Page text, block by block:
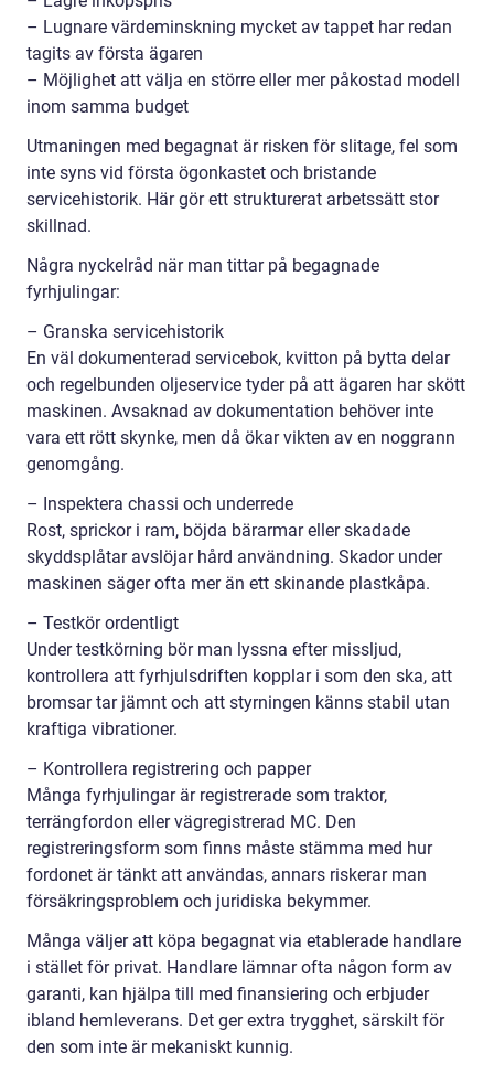
– Lugnare värdeminskning mycket av tappet har redan
tagits av första ägaren
– Möjlighet att välja en större eller mer påkostad modell
inom samma budget
Utmaningen med begagnat är risken för slitage, fel som
inte syns vid första ögonkastet och bristande
servicehistorik. Här gör ett strukturerat arbetssätt stor
skillnad.
Några nyckelråd när man tittar på begagnade
fyrhjulingar:
– Granska servicehistorik
En väl dokumenterad servicebok, kvitton på bytta delar
och regelbunden oljeservice tyder på att ägaren har skött
maskinen. Avsaknad av dokumentation behöver inte
vara ett rött skynke, men då ökar vikten av en noggrann
genomgång.
– Inspektera chassi och underrede
Rost, sprickor i ram, böjda bärarmar eller skadade
skyddsplåtar avslöjar hård användning. Skador under
maskinen säger ofta mer än ett skinande plastkåpa.
– Testkör ordentligt
Under testkörning bör man lyssna efter missljud,
kontrollera att fyrhjulsdriften kopplar i som den ska, att
bromsar tar jämnt och att styrningen känns stabil utan
kraftiga vibrationer.
– Kontrollera registrering och papper
Många fyrhjulingar är registrerade som traktor,
terrängfordon eller vägregistrerad MC. Den
registreringsform som finns måste stämma med hur
fordonet är tänkt att användas, annars riskerar man
försäkringsproblem och juridiska bekymmer.
Många väljer att köpa begagnat via etablerade handlare
i stället för privat. Handlare lämnar ofta någon form av
garanti, kan hjälpa till med finansiering och erbjuder
ibland hemleverans. Det ger extra trygghet, särskilt för
den som inte är mekaniskt kunnig.